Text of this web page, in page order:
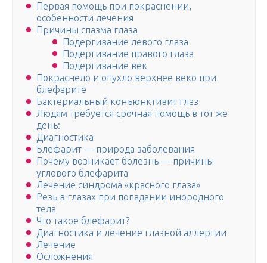
Первая помощь при покраснении,
особенности лечения
Причины спазма глаза
Подергивание левого глаза
Подергивание правого глаза
Подергивание век
Покраснело и опухло верхнее веко при
блефарите
Бактериальный конъюнктивит глаз
Людям требуется срочная помощь в тот же
день:
Диагностика
Блефарит — природа заболевания
Почему возникает болезнь — причины
углового блефарита
Лечение синдрома «красного глаза»
Резь в глазах при попадании инородного
тела
Что такое блефарит?
Диагностика и лечение глазной аллергии
Лечение
Осложнения